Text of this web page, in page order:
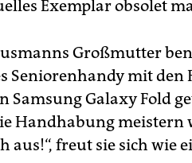
Exemplar obsolet
Großmutter
Seniorenhandy mit den
Samsung Galaxy Fold
Handhabung
aus!“, freut sie sich wie